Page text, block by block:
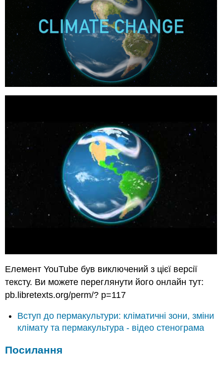
Елемент YouTube був виключений з цієї версії
тексту. Ви можете переглянути його онлайн тут:
pb.libretexts.org/perm/? p=117
Вступ до пермакультури: кліматичні зони, зміни
клімату та пермакультура - відео стенограма
Посилання